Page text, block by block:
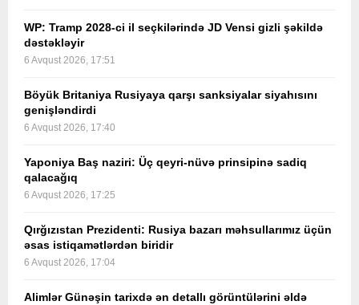
WP: Tramp 2028-ci il seçkilərində JD Vensi gizli şəkildə
dəstəkləyir
6 Avqust 2026, 17:51
Böyük Britaniya Rusiyaya qarşı sanksiyalar siyahısını
genişləndirdi
6 Avqust 2026, 17:40
Yaponiya Baş naziri: Üç qeyri-nüvə prinsipinə sadiq
qalacağıq
6 Avqust 2026, 17:25
Qırğızıstan Prezidenti: Rusiya bazarı məhsullarımız üçün
əsas istiqamətlərdən biridir
6 Avqust 2026, 17:04
Alimlər Günəşin tarixdə ən detallı görüntülərini əldə